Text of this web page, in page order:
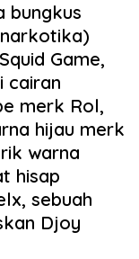
bungkus
Game,
cairan
merk Rol,
hijau merk
warna
hisap
sebuah
Djoy